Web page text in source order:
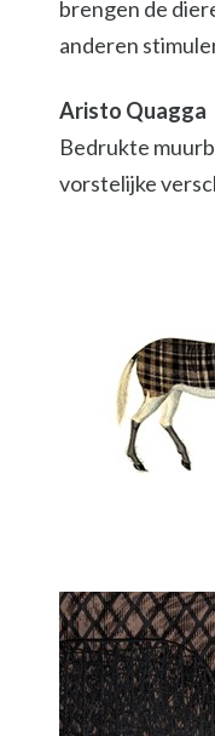
brengen de
anderen
Aristo Quagga
Bedrukte
vorstelijke